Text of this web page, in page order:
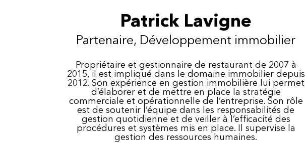
Patrick Lavigne
Partenaire, Développement immobilier
Propriétaire et gestionnaire de restaurant de 2007 à
2015, il est impliqué dans le domaine immobilier depuis
2012. Son expérience en gestion immobilière lui permet
d’élaborer et de mettre en place la stratégie
commerciale et opérationnelle de l’entreprise. Son rôle
est de soutenir l’équipe dans les responsabilités de
gestion quotidienne et de veiller à l’efficacité des
procédures et systèmes mis en place. Il supervise la
gestion des ressources humaines.